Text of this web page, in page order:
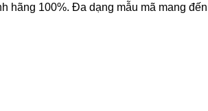
hãng 100%. Đa dạng mẫu mã mang đến